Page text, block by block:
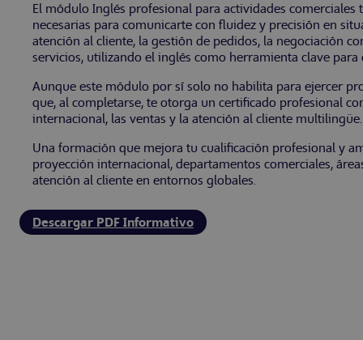
El módulo Inglés profesional para actividades
necesarias para comunicarte con fluidez y precisión en
atención al cliente, la gestión de pedidos, la negociación
servicios, utilizando el inglés como herramienta clave
Aunque este módulo por sí solo no habilita para ejercer
que, al completarse, te otorga un certificado profesional
internacional, las ventas y la atención al cliente multilingüe.
Una formación que mejora tu cualificación profesional y
proyección internacional, departamentos comerciales,
atención al cliente en entornos globales.
Descargar PDF Informativo